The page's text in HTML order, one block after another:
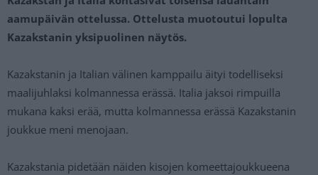
aamupäivän ottelussa. Ottelusta muotoutui lopulta
Kazakstanin yksipuolinen näytös.
Kazakstanin ja Italian välinen kamppailu äityi todelliseksi
maalijuhlaksi kolmannessa erässä. Italia jaksoi rimpuilla
mukana kaksi erää, mutta kolmannessa erässä Kazakstanin
joukkue meni menojaan.
Kazakstania pidetään näiden kisojen komeettajoukkueena